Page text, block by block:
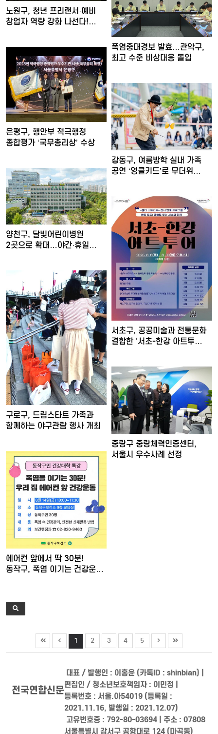
노원구, 청년 프리랜서·예비
창업자 역량 강화 나선다!…
폭염중대경보 발효…관악구,
최고 수준 비상대응 돌입
은평구, 행안부 적극행정
종합평가 ‘국무총리상’ 수상
강동구, 여름방학 실내 가족
공연 ‘엉클키드’로 무더위…
양천구, 달빛어린이병원
2곳으로 확대…야간·휴일
서초구, 공공미술과 전통문화
결합한 '서초-한강 아트투…
구로구, 드림스타트 가족과
함께하는 야구관람 행사 개최
중랑구 중랑체력인증센터,
서울시 우수사례 선정
에어컨 앞에서 딱 30분!
동작구, 폭염 이기는 건강운…
1 2 3 4 5
전국연합신문
대표 / 발행인 : 이홍윤 (카톡ID : shinbian) |
편집인 / 청소년보호책임자 : 이민정 |
등록번호 : 서울.아54019 (등록일 :
2021.11.16, 발행일 : 2021.12.07)
고유번호증 : 792-80-03694 | 주소 : 07808
서울특별시 강서구 공항대로 124 (마곡동)